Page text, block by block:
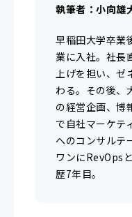
執筆者：小向雄
早稲田大学卒業
業に入社。社長
上げを担い、
わる。その後、
の経営企画、博
で自社マーケテ
へのコンサルテ
ワンにRevOps
歴7年目。